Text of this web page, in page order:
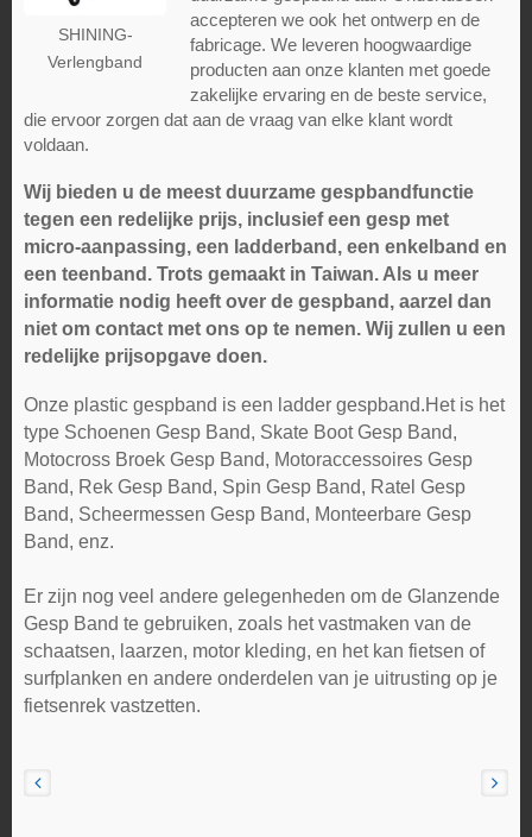
SHINING-
Verlengband
accepteren we ook het ontwerp en de
fabricage. We leveren hoogwaardige
producten aan onze klanten met goede
zakelijke ervaring en de beste service,
die ervoor zorgen dat aan de vraag van elke klant wordt
voldaan.
Wij bieden u de meest duurzame gespbandfunctie
tegen een redelijke prijs, inclusief een gesp met
micro-aanpassing, een ladderband, een enkelband en
een teenband. Trots gemaakt in Taiwan. Als u meer
informatie nodig heeft over de gespband, aarzel dan
niet om contact met ons op te nemen. Wij zullen u een
redelijke prijsopgave doen.
Onze plastic gespband is een ladder gespband.Het is het
type Schoenen Gesp Band, Skate Boot Gesp Band,
Motocross Broek Gesp Band, Motoraccessoires Gesp
Band, Rek Gesp Band, Spin Gesp Band, Ratel Gesp
Band, Scheermessen Gesp Band, Monteerbare Gesp
Band, enz.
Er zijn nog veel andere gelegenheden om de Glanzende
Gesp Band te gebruiken, zoals het vastmaken van de
schaatsen, laarzen, motor kleding, en het kan fietsen of
surfplanken en andere onderdelen van je uitrusting op je
fietsenrek vastzetten.